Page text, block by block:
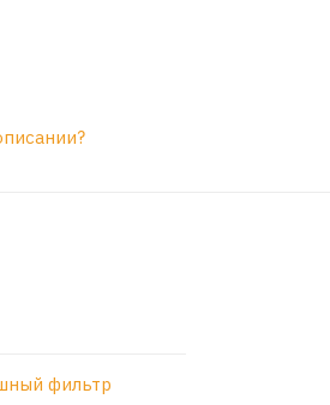
фильтр